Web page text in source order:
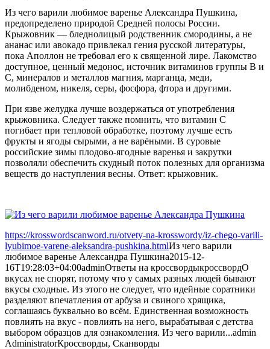
Из чего варили любимое варенье Александра Пушкина,
предопределено природой Средней полосы России.
Крыжовник — бледнолицый родственник смородины, а не
ананас или авокадо привлекал гения русской литературы,
пока Аполлон не требовал его к священной лире. Лакомство
доступное, ценный медонос, источник витаминов группы В и
С, минералов и металлов магния, марганца, меди,
молибденом, никеля, серы, фосфора, фтора и другими.
При язве желудка лучше воздержаться от употребления
крыжовника. Следует также помнить, что витамин С
погибает при тепловой обработке, поэтому лучше есть
фрукты и ягоды сырыми, а не варёными. В суровые
российские зимы плодово-ягодные варенья и закрутки
позволяли обеспечить скудный поток полезных для организма
веществ до наступления весны. Ответ: крыжовник.
https://krosswordscanword.ru/otvety-na-krosswordy/iz-chego-varili-
lyubimoe-varene-aleksandra-pushkina.htmlИз чего варили
любимое варенье Александра Пушкина2015-12-
16T19:28:03+04:00adminОтветы на кроссвордыкроссвордО
вкусах не спорят, потому что у самых разных людей бывают
вкусы сходные. Из этого не следует, что идейные соратники
разделяют впечатления от арбуза и свиного хрящика,
соглашаясь буквально во всём. Единственная возможность
повлиять на вкус - повлиять на него, вырабатывая с детства
выбором образцов для ознакомления. Из чего варили...admin
AdministratorКроссворды, Сканворды